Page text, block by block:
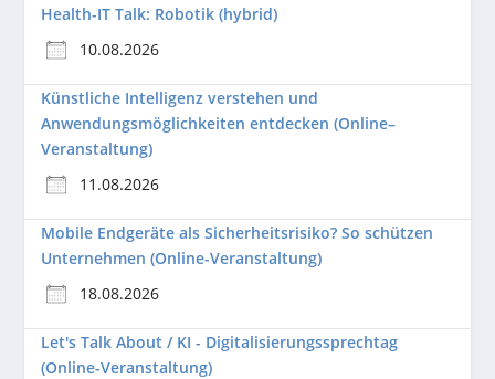
Health-IT Talk: Robotik (hybrid)
10.08.2026
Künstliche Intelligenz verstehen und
Anwendungsmöglichkeiten entdecken (Online–
Veranstaltung)
11.08.2026
Mobile Endgeräte als Sicherheitsrisiko? So schützen
Unternehmen (Online-Veranstaltung)
18.08.2026
Let's Talk About / KI - Digitalisierungssprechtag
(Online-Veranstaltung)